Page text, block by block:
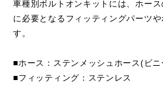
車種別ボルトオンキットには、ホー
に必要となるフィッティングパーツ
す。
■ホース：ステンメッシュホース(ビ
■フィッティング：ステンレス